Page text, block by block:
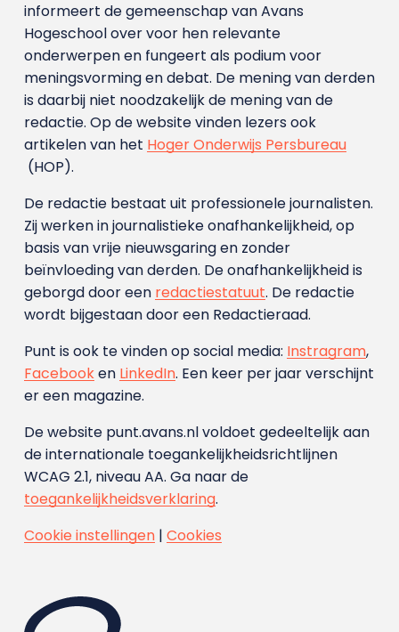
informeert de gemeenschap van Avans
Hogeschool over voor hen relevante
onderwerpen en fungeert als podium voor
meningsvorming en debat. De mening van derden
is daarbij niet noodzakelijk de mening van de
redactie. Op de website vinden lezers ook
artikelen van het Hoger Onderwijs Persbureau
(HOP).
De redactie bestaat uit professionele journalisten.
Zij werken in journalistieke onafhankelijkheid, op
basis van vrije nieuwsgaring en zonder
beïnvloeding van derden. De onafhankelijkheid is
geborgd door een redactiestatuut. De redactie
wordt bijgestaan door een Redactieraad.
Punt is ook te vinden op social media: Instragram,
Facebooken LinkedIn. Een keer per jaar verschijnt
er een magazine.
De website punt.avans.nl voldoet gedeeltelijk aan
de internationale toegankelijkheidsrichtlijnen
WCAG 2.1, niveau AA. Ga naar de
toegankelijkheidsverklaring.
Cookie instellingen| Cookies